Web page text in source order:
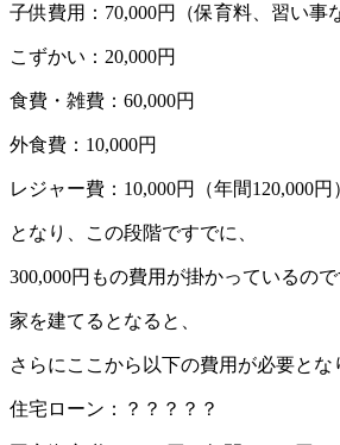
子供費用：70,000円（保育料、習い事
こずかい：20,000円
食費・雑費：60,000円
外食費：10,000円
レジャー費：10,000円（年間120,000円
となり、この段階ですでに、
300,000円もの費用が掛かっているので
家を建てるとなると、
さらにここから以下の費用が必要とな
住宅ローン：？？？？？